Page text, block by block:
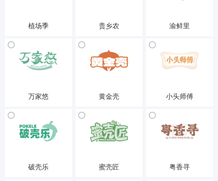
植场季
29-食品
贵乡农
29-食品
渝鲜里
29-食品
万家悠
29-食品
黄金壳
29-食品
小头师傅
29-食品
破壳乐 蜜壳匠 粤香寻